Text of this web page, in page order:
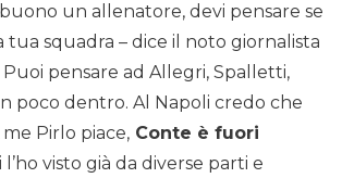
un allenatore, devi pensare se
tua squadra – dice il noto giornalista
pensare ad Allegri, Spalletti,
poco dentro. Al Napoli credo che
Pirlo piace, Conte è fuori
l’ho visto già da diverse parti e